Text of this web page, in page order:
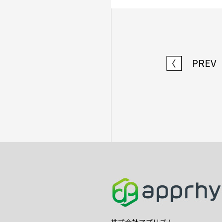
〈 PREV